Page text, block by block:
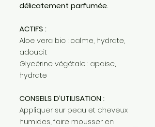
délicatement parfumée.
ACTIFS :
Aloe vera bio : calme, hydrate,
adoucit
Glycérine végétale : apaise,
hydrate
CONSEILS D’UTILISATION :
Appliquer sur peau et cheveux
humides, faire mousser en